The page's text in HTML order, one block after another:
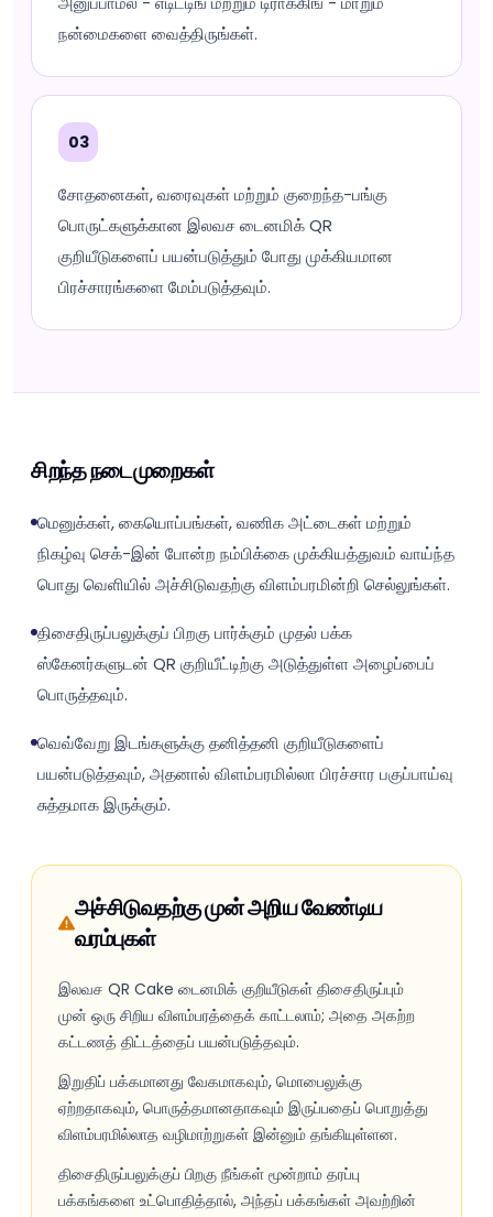
நன்மைகளை வைத்திருங்கள்.
03
சோதனைகள், வரைவுகள் மற்றும் குறைந்த-பங்கு
பொருட்களுக்கான இலவச டைனமிக் QR
குறியீடுகளைப் பயன்படுத்தும் போது முக்கியமான
பிரச்சாரங்களை மேம்படுத்தவும்.
சிறந்த நடைமுறைகள்
மெனுக்கள், கையொப்பங்கள், வணிக அட்டைகள் மற்றும்
நிகழ்வு செக்-இன் போன்ற நம்பிக்கை முக்கியத்துவம் வாய்ந்த
பொது வெளியில் அச்சிடுவதற்கு விளம்பரமின்றி செல்லுங்கள்.
திசைதிருப்பலுக்குப் பிறகு பார்க்கும் முதல் பக்க
ஸ்கேனர்களுடன் QR குறியீட்டிற்கு அடுத்துள்ள அழைப்பைப்
பொருத்தவும்.
வெவ்வேறு இடங்களுக்கு தனித்தனி குறியீடுகளைப்
பயன்படுத்தவும், அதனால் விளம்பரமில்லா பிரச்சார பகுப்பாய்வு
சுத்தமாக இருக்கும்.
அச்சிடுவதற்கு முன் அறிய வேண்டிய
வரம்புகள்
இலவச QR Cake டைனமிக் குறியீடுகள் திசைதிருப்பும்
முன் ஒரு சிறிய விளம்பரத்தைக் காட்டலாம்; அதை அகற்ற
கட்டணத் திட்டத்தைப் பயன்படுத்தவும்.
இறுதிப் பக்கமானது வேகமாகவும், மொபைலுக்கு
ஏற்றதாகவும், பொருத்தமானதாகவும் இருப்பதைப் பொறுத்து
விளம்பரமில்லாத வழிமாற்றுகள் இன்னும் தங்கியுள்ளன.
திசைதிருப்பலுக்குப் பிறகு நீங்கள் மூன்றாம் தரப்பு
பக்கங்களை உட்பொதித்தால், அந்தப் பக்கங்கள் அவற்றின்